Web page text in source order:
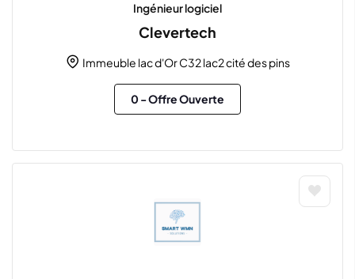
Ingénieur logiciel
Clevertech
Immeuble lac d'Or C32 lac2 cité des pins
0- Offre Ouverte